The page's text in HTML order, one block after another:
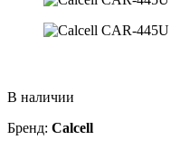
В наличии
Бренд: Calcell